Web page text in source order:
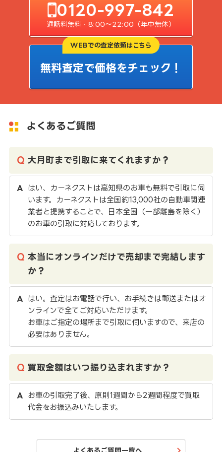
0120-997-842
通話料無料・8:00〜22:00（年中無休）
WEBでの査定依頼はこちら
無料査定で価格をチェック！
よくあるご質問
大月町まで引取に来てくれますか？
はい、カーネクストは高知県のお車も無料で引取に伺
います。カーネクストは全国約13,000社の自動車関連
業者と提携することで、日本全国（一部離島を除く）
のお車の引取に対応しております。
本当にオンラインだけで売却まで完結します
か？
はい。査定はお電話で行い、お手続きは郵送またはオ
ンラインで全てご対応いただけます。
お車はご指定の場所まで引取に伺いますので、来店の
必要はありません。
買取金額はいつ振り込まれますか？
お車の引取完了後、原則1週間から2週間程度で買取
代金をお振込みいたします。
よくあるご質問一覧へ